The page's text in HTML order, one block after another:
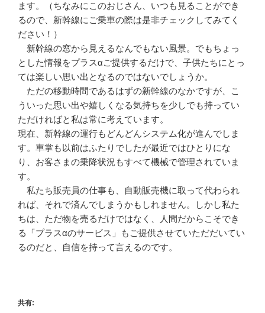
ます。（ちなみにこのおじさん、いつも見ることができ
るので、新幹線にご乗車の際は是非チェックしてみてく
ださい！）
新幹線の窓から見えるなんでもない風景。でもちょっ
とした情報をプラスαご提供するだけで、子供たちにとっ
ては楽しい思い出となるのではないでしょうか。
ただの移動時間であるはずの新幹線のなかですが、こ
ういった思い出や嬉しくなる気持ちを少しでも持ってい
ただければと私は常に考えています。
現在、新幹線の運行もどんどんシステム化が進んでしま
す。車掌も以前はふたりでしたが最近ではひとりにな
り、お客さまの乗降状況もすべて機械で管理されていま
す。
私たち販売員の仕事も、自動販売機に取って代わられ
れば、それで済んでしまうかもしれません。しかし私た
ちは、ただ物を売るだけではなく、人間だからこそでき
る「プラスαのサービス」もご提供させていただだいてい
るのだと、自信を持って言えるのです。
共有: